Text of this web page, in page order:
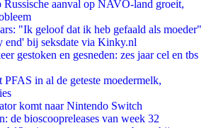
Russische aanval op NAVO-land groeit,
"Ik geloof dat ik heb gefaald als moeder"
end' bij seksdate via Kinky.nl
gestoken en gesneden: zes jaar cel en tbs
in al de geteste moedermelk,
komt naar Nintendo Switch
de bioscoopreleases van week 32